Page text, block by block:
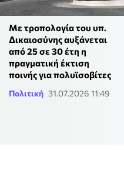
Με τροπολογία του υπ.
Δικαιοσύνης αυξάνεται
από 25 σε 30 έτη η
πραγματική έκτιση
ποινής για πολυϊσοβίτες
Πολιτική 31.07.2026 11:49